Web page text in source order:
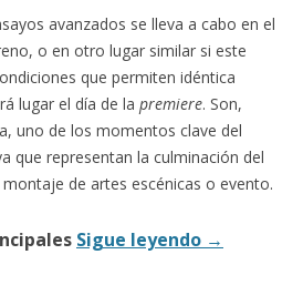
avanzados se lleva a cabo en el
o en otro lugar similar si este
que permiten idéntica
lugar el día de la premiere. Son,
uno de los momentos clave del
que representan la culminación del
de artes escénicas o evento.
Sigue leyendo →